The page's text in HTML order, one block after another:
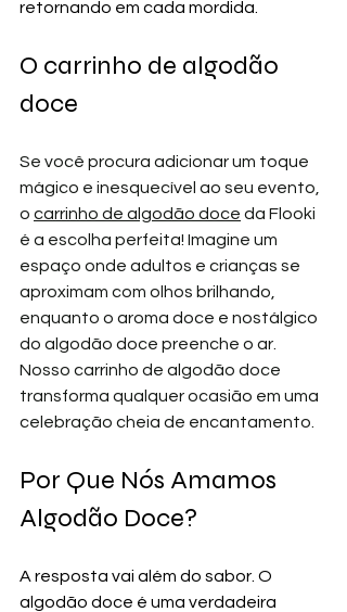
retornando em cada mordida.
O carrinho de algodão
doce
Se você procura adicionar um toque
mágico e inesquecível ao seu evento,
o carrinho de algodão doce da Flooki
é a escolha perfeita! Imagine um
espaço onde adultos e crianças se
aproximam com olhos brilhando,
enquanto o aroma doce e nostálgico
do algodão doce preenche o ar.
Nosso carrinho de algodão doce
transforma qualquer ocasião em uma
celebração cheia de encantamento.
Por Que Nós Amamos
Algodão Doce?
A resposta vai além do sabor. O
algodão doce é uma verdadeira